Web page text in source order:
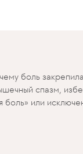
боль
спазм,
боль» или